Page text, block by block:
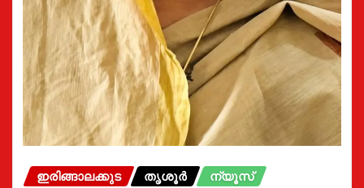
ഇരിങ്ങാലക്കുട തൃശൂർ ന്യൂസ്